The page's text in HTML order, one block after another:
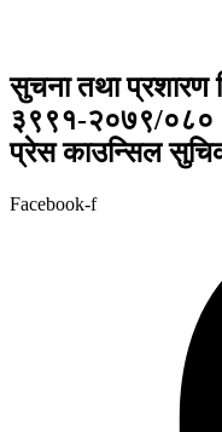
सुचना तथा प्रशारण
३९९१-२०७९/०८०
प्रेस काउन्सिल
Facebook-f